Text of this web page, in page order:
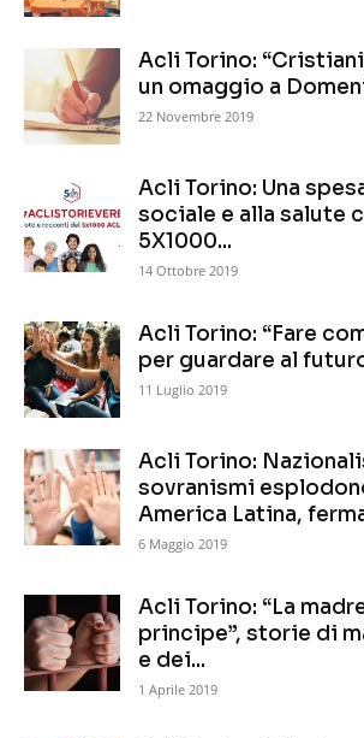
Acli Torino:
un omaggio a
22 Novembre 2019
Acli Torino: Una
sociale e alla salute
5X1000...
14 Ottobre 2019
Acli Torino: “Fare
per guardare al
11 Luglio 2019
Acli Torino:
sovranismi
America Latina,
6 Maggio 2019
Acli Torino: “La
principe”, storie di
e dei...
1 Aprile 2019